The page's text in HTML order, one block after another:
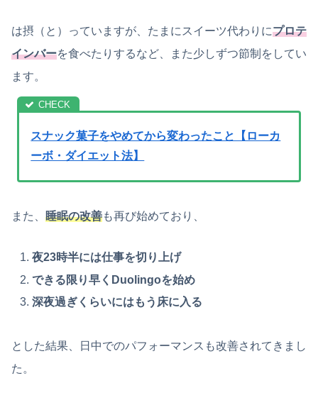
は摂（と）っていますが、たまにスイーツ代わりにプロテ
インバーを食べたりするなど、また少しずつ節制をしてい
ます。
スナック菓子をやめてから変わったこと【ローカ
ーボ・ダイエット法】
また、 睡眠の改善も再び始めており、
夜23時半には仕事を切り上げ
できる限り早くDuolingoを始め
深夜過ぎくらいにはもう床に入る
とした結果、日中でのパフォーマンスも改善されてきまし
た。